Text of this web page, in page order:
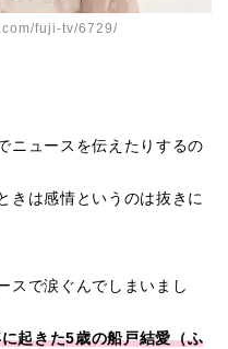
fuji-tv/6729/
ニュースを伝えたりするの
きは感情というのは抜きに
スで涙ぐんでしまいまし
起きた5歳の船戸結愛（ふ